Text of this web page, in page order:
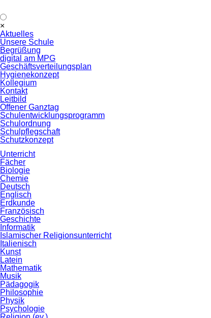
×
überspringen
Aktuelles
Unsere Schule
Begrüßung
digital am MPG
Geschäftsverteilungsplan
Hygienekonzept
Kollegium
Kontakt
Leitbild
Offener Ganztag
Schulentwicklungsprogramm
Schulordnung
Schulpflegschaft
Schutzkonzept
Unterricht
Fächer
Biologie
Chemie
Deutsch
Englisch
Erdkunde
Französisch
Geschichte
Informatik
Islamischer Religionsunterricht
Italienisch
Kunst
Latein
Mathematik
Musik
Pädagogik
Philosophie
Physik
Psychologie